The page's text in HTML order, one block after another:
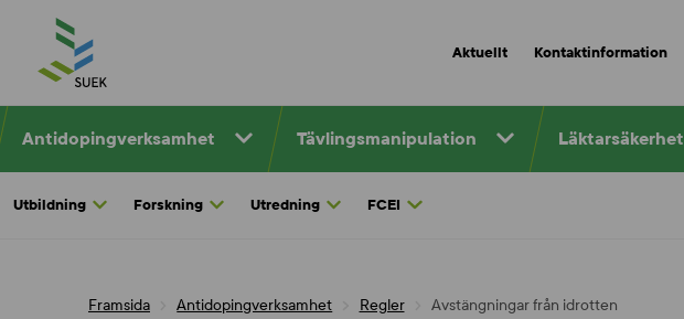
content
Aktuellt Kontaktinformation
Antidopingverksamhet Tävlingsmanipulation Läktarsäkerhet
Utbildning Forskning Utredning FCEI
Framsida Antidopingverksamhet Regler Avstängningar från idrotten